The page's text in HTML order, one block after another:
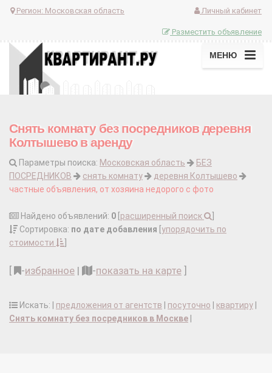
Регион: Московская область Личный кабинет
Разместить объявление
МЕНЮ
Снять комнату без посредников деревня
Колтышево в аренду
Параметры поиска: Московская область
БЕЗ
ПОСРЕДНИКОВ
снять комнату
деревня Колтышево
частные объявления, от хозяина недорого с фото
Найдено объявлений: 0 расширенный поиск
Сортировка: по дате добавления упорядочить по
стоимости
-избранное | -показать на карте
Искать: | предложения от агентств посуточно квартиру
Снять комнату без посредников в Москве